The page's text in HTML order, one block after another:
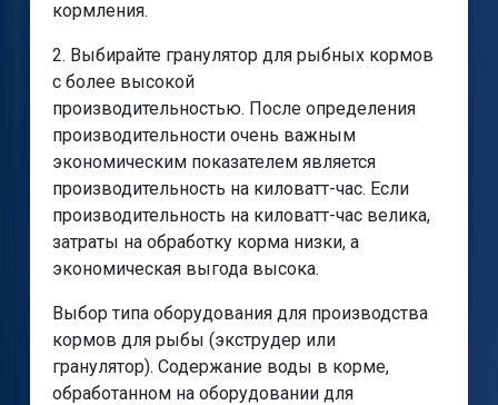
кормления.
2. Выбирайте гранулятор для рыбных кормов
с более высокой
производительностью. После определения
производительности очень важным
экономическим показателем является
производительность на киловатт-час. Если
производительность на киловатт-час велика,
затраты на обработку корма низки, а
экономическая выгода высока.
Выбор типа оборудования для производства
кормов для рыбы (экструдер или
гранулятор). Содержание воды в корме,
обработанном на оборудовании для